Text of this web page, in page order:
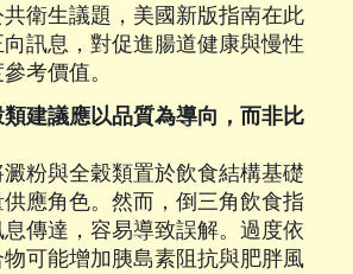
衛生議題，美國新版指南在此
訊息，對促進腸道健康與慢性
考價值。
建議應以品質為導向，而非比
粉與全穀類置於飲食結構基礎
應角色。然而，倒三角飲食指
傳達，容易導致誤解。過度依
可能增加胰島素阻抗與肥胖風